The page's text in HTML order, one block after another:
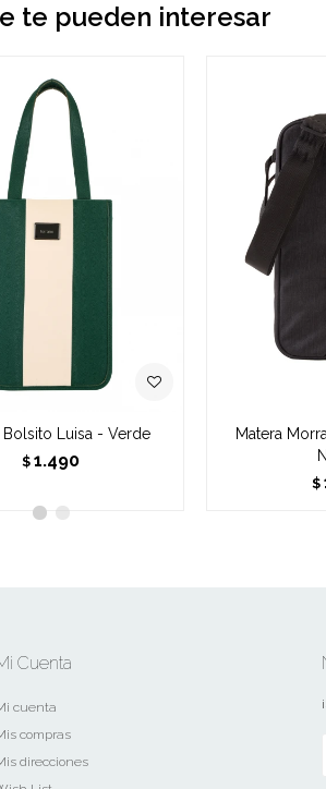
te pueden interesar
Bolsito Luisa - Verde
$ 1.490
Matera
$
Cuenta
cuenta
compras
direcciones